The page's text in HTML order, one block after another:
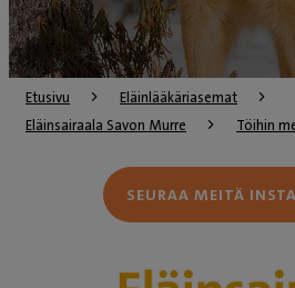
Etusivu
Eläinlääkäriasemat
Eläinsairaala Savon Murre
Töihin
SEURAA MEITÄ